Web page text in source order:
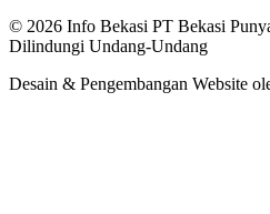
© 2026 Info Bekasi PT Bekasi
Dilindungi Undang-Undang
Desain & Pengembangan Website